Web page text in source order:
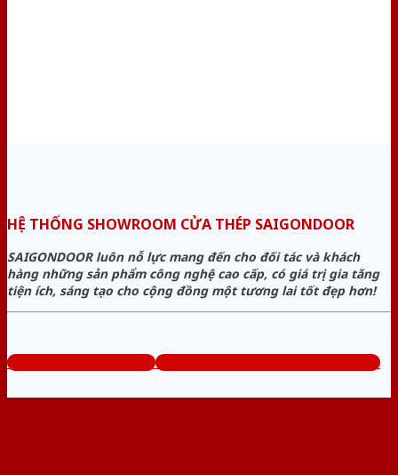
HỆ THỐNG SHOWROOM CỬA THÉP SAIGONDOOR
SAIGONDOOR luôn nỗ lực mang đến cho đối tác và khách
hàng những sản phẩm công nghệ cao cấp, có giá trị gia tăng
tiện ích, sáng tạo cho cộng đồng một tương lai tốt đẹp hơn!
www.baogiacuathep.com Tổng đài tư vấn miễn phí: 0824.400.400